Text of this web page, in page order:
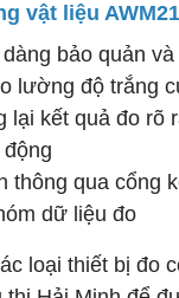
vật liệu
bảo quản
lường độ trắng
lại kết quả đo rõ
thông qua cổng
dữ liệu đo
loại thiết bị đo